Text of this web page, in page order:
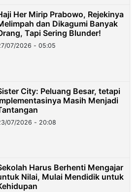
Her Mirip Prabowo, Rejekinya
dan Dikagumi Banyak
Tapi Sering Blunder!
07/2026 - 05:05
City: Peluang Besar, tetapi
Masih Menjadi
07/2026 - 20:08
Harus Berhenti Mengajar
Nilai, Mulai Mendidik untuk